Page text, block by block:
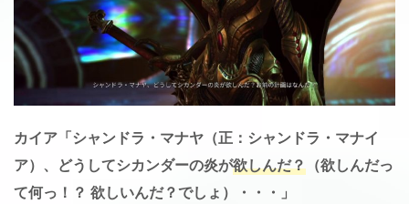
カイア「シャンドラ・マナヤ（正：シャンドラ・マナイ
ア）、どうしてシカンダーの炎が欲しんだ？ （欲しんだっ
て何っ！？ 欲しいんだ？でしょ）・・・」